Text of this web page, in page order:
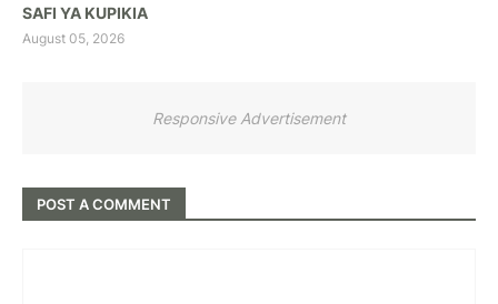
SAFI YA KUPIKIA
August 05, 2026
Responsive Advertisement
POST A COMMENT